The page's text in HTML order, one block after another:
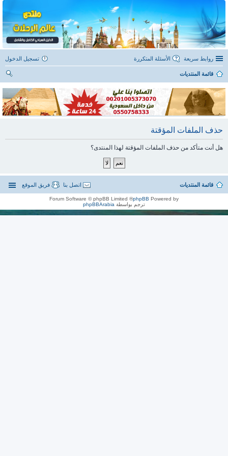
روابط سريعة الأسئلة المتكررة تسجيل الدخول
قائمة المنتديات
ث
حذف الملفات المؤقتة
هل أنت متأكد من حذف الملفات المؤقتة لهذا المنتدى؟
قائمة المنتديات فريق الموقع اتصل بنا
Powered by
phpBB
® Forum Software © phpBB Limited
ترجم بواسطة phpBBArabia